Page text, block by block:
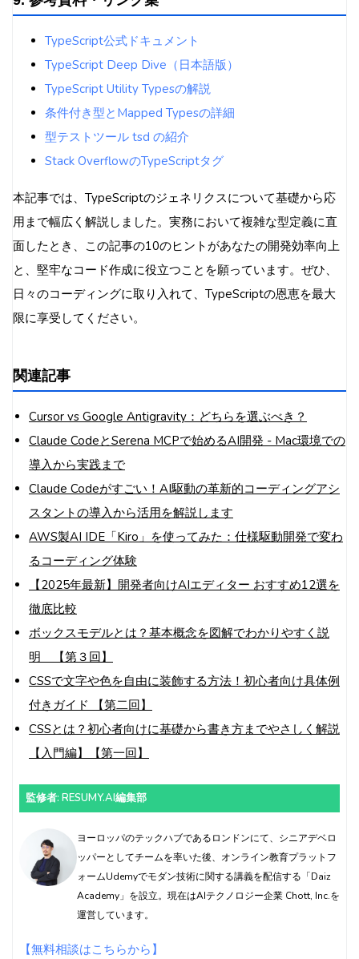
TypeScript公式ドキュメント
TypeScript Deep Dive（日本語版）
TypeScript Utility Typesの解説
条件付き型とMapped Typesの詳細
型テストツール tsd の紹介
Stack OverflowのTypeScriptタグ
本記事では、TypeScriptのジェネリクスについて基礎から応
用まで幅広く解説しました。実務において複雑な型定義に直
面したとき、この記事の10のヒントがあなたの開発効率向上
と、堅牢なコード作成に役立つことを願っています。ぜひ、
日々のコーディングに取り入れて、TypeScriptの恩恵を最大
限に享受してください。
関連記事
Cursor vs Google Antigravity：どちらを選ぶべき？
Claude CodeとSerena MCPで始めるAI開発 - Mac環境での
導入から実践まで
Claude Codeがすごい！AI駆動の革新的コーディングアシ
スタントの導入から活用を解説します
AWS製AI IDE「Kiro」を使ってみた：仕様駆動開発で変わ
るコーディング体験
【2025年最新】開発者向けAIエディター おすすめ12選を
徹底比較
ボックスモデルとは？基本概念を図解でわかりやすく説
明 【第３回】
CSSで文字や色を自由に装飾する方法！初心者向け具体例
付きガイド 【第二回】
CSSとは？初心者向けに基礎から書き方までやさしく解説
【入門編】【第一回】
監修者: RESUMY.AI編集部
ヨーロッパのテックハブであるロンドンにて、シニアデベロ
ッパーとしてチームを率いた後、オンライン教育プラットフ
ォームUdemyでモダン技術に関する講義を配信する「Daiz
Academy」を設立。現在はAIテクノロジー企業 Chott, Inc.を
運営しています。
【無料相談はこちらから】